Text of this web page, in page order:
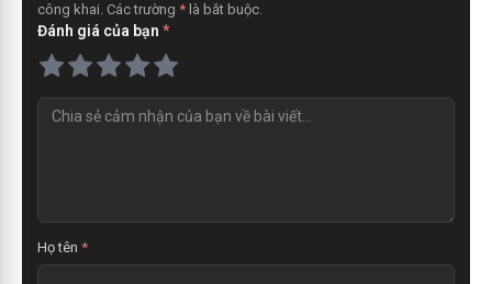
công khai. Các trường *là bắt buộc.
Đánh giá của bạn *
é
Họ tên *